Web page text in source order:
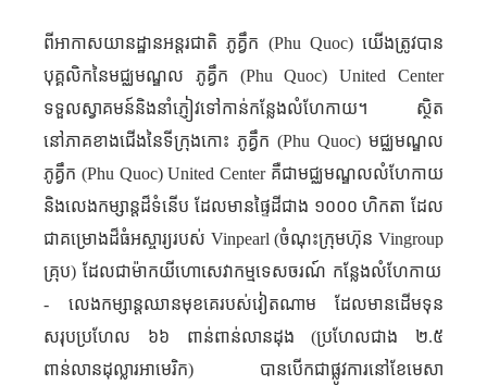
ពីអាកាសយានដ្ឋានអន្តរជាតិ ភូគ្វឹក (Phu Quoc) យើងត្រូវបាន
បុគ្គលិកនៃមជ្ឈមណ្ឌល ភូគ្វឹក (Phu Quoc) UnitedCenter
ទទួលស្វាគមន៍និងនាំភ្ញៀវទៅកាន់កន្លែង​លំហែកាយ។ ស្ថិត
នៅភាគខាងជើងនៃទីក្រុងកោះ ភូគ្វឹក (Phu Quoc) មជ្ឈមណ្ឌល
ភូគ្វឹក (Phu Quoc)United Center គឺជាមជ្ឈមណ្ឌលលំហែកាយ
និងលេងកម្សាន្តដ៏ទំនើប ដែលមានផ្ទៃដីជាង ១០០០ ហិកតា ដែល
ជាគម្រោងដ៏ធំអស្ចារ្យ​របស់ Vinpearl (ចំណុះក្រុមហ៊ុនVingroup
គ្រុប) ដែលជាម៉ាកយីហោសេវាកម្មទេសចរណ៍ កន្លែងលំហែកាយ​
- លេងកម្សាន្តឈានមុខគេរបស់វៀតណាម ដែលមានដើមទុន
សរុបប្រហែល ៦៦ ពាន់ពាន់លានដុង (ប្រហែលជាង ២.៥
ពាន់លានដុល្លារអាមេរិក) បានបើកជាផ្លូវការនៅខែមេសា